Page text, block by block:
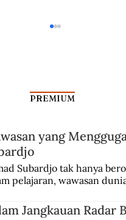
Radar Bung Kecil
PREMIUM
yang
Subardjo tak hanya
pelajaran, wawasan
Verne, Multatuli, hingga
Jangkauan Radar